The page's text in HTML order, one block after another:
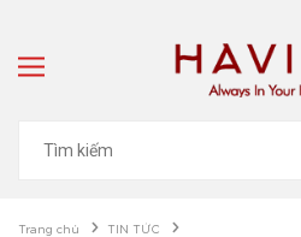
Trang chủ TIN TỨC